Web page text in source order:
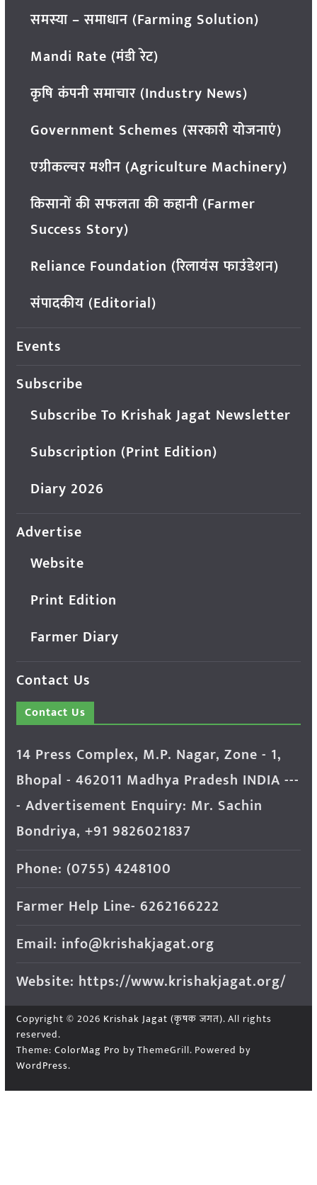
समस्या – समाधान (Farming Solution)
Mandi Rate (मंडी रेट)
कृषि कंपनी समाचार (Industry News)
Government Schemes (सरकारी योजनाएं)
एग्रीकल्चर मशीन (Agriculture Machinery)
किसानों की सफलता की कहानी (Farmer
Success Story)
Reliance Foundation (रिलायंस फाउंडेशन)
संपादकीय (Editorial)
Events
Subscribe
Subscribe To Krishak Jagat Newsletter
Subscription (Print Edition)
Diary 2026
Advertise
Website
Print Edition
Farmer Diary
Contact Us
Contact Us
14 Press Complex, M.P. Nagar, Zone - 1,
Bhopal - 462011 Madhya Pradesh INDIA ---
- Advertisement Enquiry: Mr. Sachin
Bondriya, +91 9826021837
Phone: (0755) 4248100
Farmer Help Line- 6262166222
Email: info@krishakjagat.org
Website: https://www.krishakjagat.org/
Copyright © 2026 Krishak Jagat (कृषक जगत). All rights
reserved.
Theme: ColorMag Pro by ThemeGrill. Powered by
WordPress.